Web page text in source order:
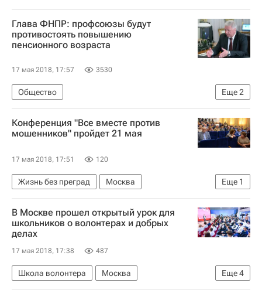
Глава ФНПР: профсоюзы будут
противостоять повышению
пенсионного возраста
17 мая 2018, 17:57 3530
Еще2
Общество
Федерация независимых профсоюзов России
Россия
Конференция "Все вместе против
мошенников" пройдет 21 мая
17 мая 2018, 17:51 120
Еще 1
Жизнь без преград
Москва
Социальный навигатор
В Москве прошел открытый урок для
школьников о волонтерах и добрых
делах
17 мая 2018, 17:38 487
Еще4
Школа волонтера
Москва
Сергей Кириенко
Ольга Васильева